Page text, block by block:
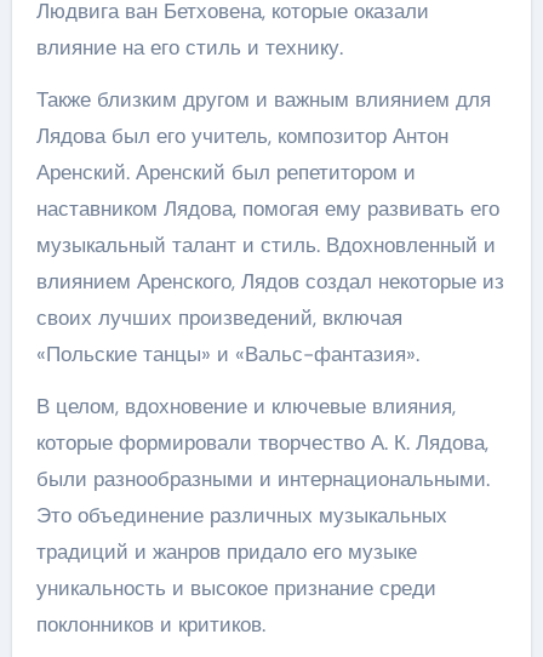
Людвига ван Бетховена, которые оказали
влияние на его стиль и технику.
Также близким другом и важным влиянием для
Лядова был его учитель, композитор Антон
Аренский. Аренский был репетитором и
наставником Лядова, помогая ему развивать его
музыкальный талант и стиль. Вдохновленный и
влиянием Аренского, Лядов создал некоторые из
своих лучших произведений, включая
«Польские танцы» и «Вальс-фантазия».
В целом, вдохновение и ключевые влияния,
которые формировали творчество А. К. Лядова,
были разнообразными и интернациональными.
Это объединение различных музыкальных
традиций и жанров придало его музыке
уникальность и высокое признание среди
поклонников и критиков.